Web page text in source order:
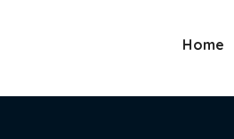
Home